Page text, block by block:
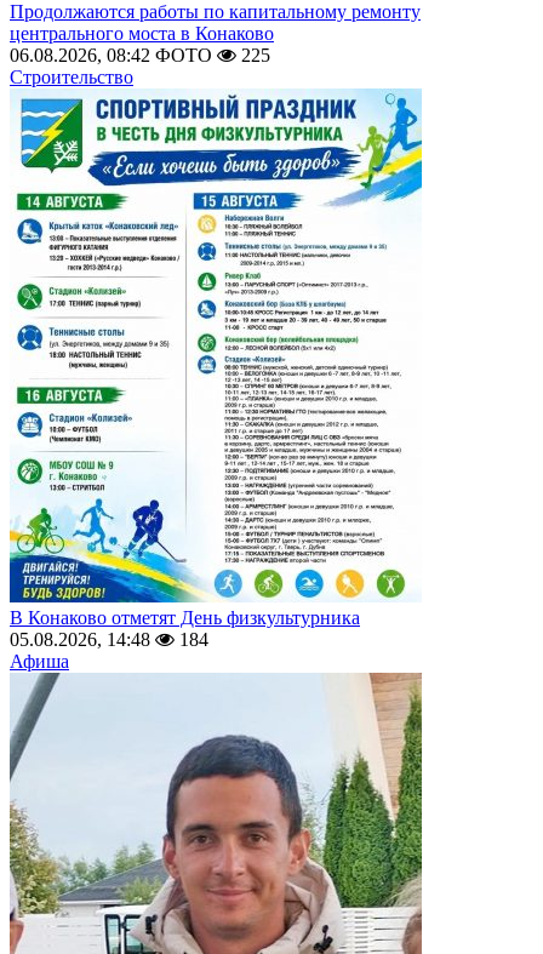
Продолжаются работы по капитальному ремонту
центрального моста в Конаково
06.08.2026, 08:42 ФОТО
225
Строительство
В Конаково отметят День физкультурника
05.08.2026, 14:48
184
Афиша